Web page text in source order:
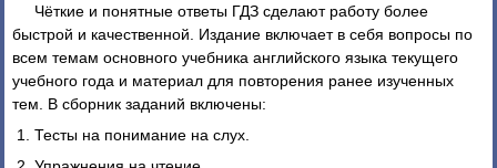
Чёткие и понятные ответы ГДЗ сделают работу более
быстрой и качественной. Издание включает в себя вопросы по
всем темам основного учебника английского языка текущего
учебного года и материал для повторения ранее изученных
тем. В сборник заданий включены:
Тесты на понимание на слух.